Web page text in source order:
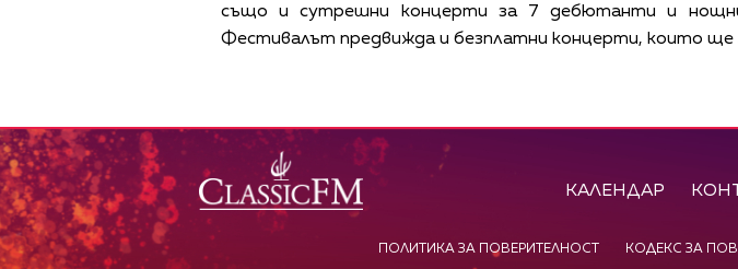
също и сутрешни концерти за 7 дебютанти и
Фестивалът предвижда и безплатни концерти, които ще
КАЛЕНДАР
ПОЛИТИКА ЗА ПОВЕРИТЕЛНОСТ КОДЕКС ЗА